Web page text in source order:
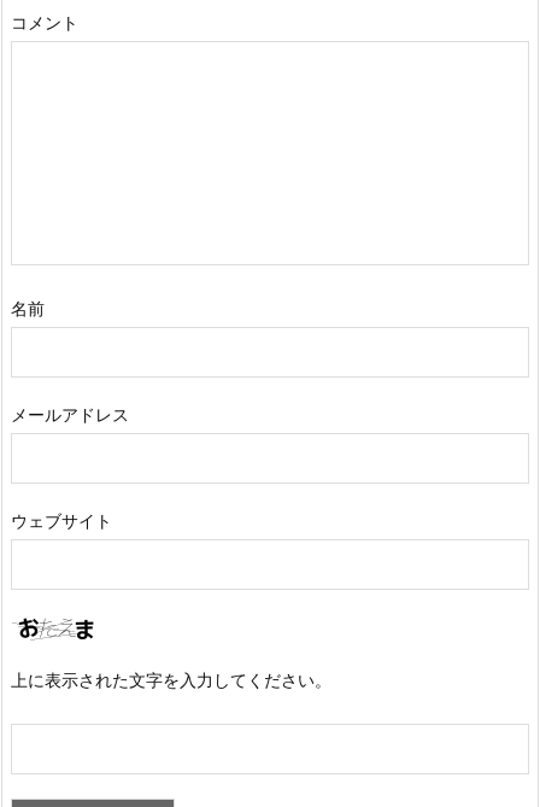
コメント
名前
メールアドレス
ウェブサイト
上に表示された文字を入力してください。